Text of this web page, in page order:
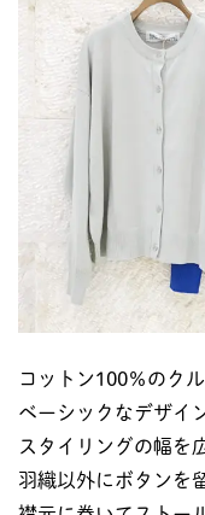
コットン100％のク
ベーシックなデザイ
スタイリングの幅を
羽織以外にボタンを